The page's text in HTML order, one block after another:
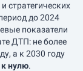
стратегических
до 2024
показатели
ДТП: не более
а к 2030 году
к нулю.